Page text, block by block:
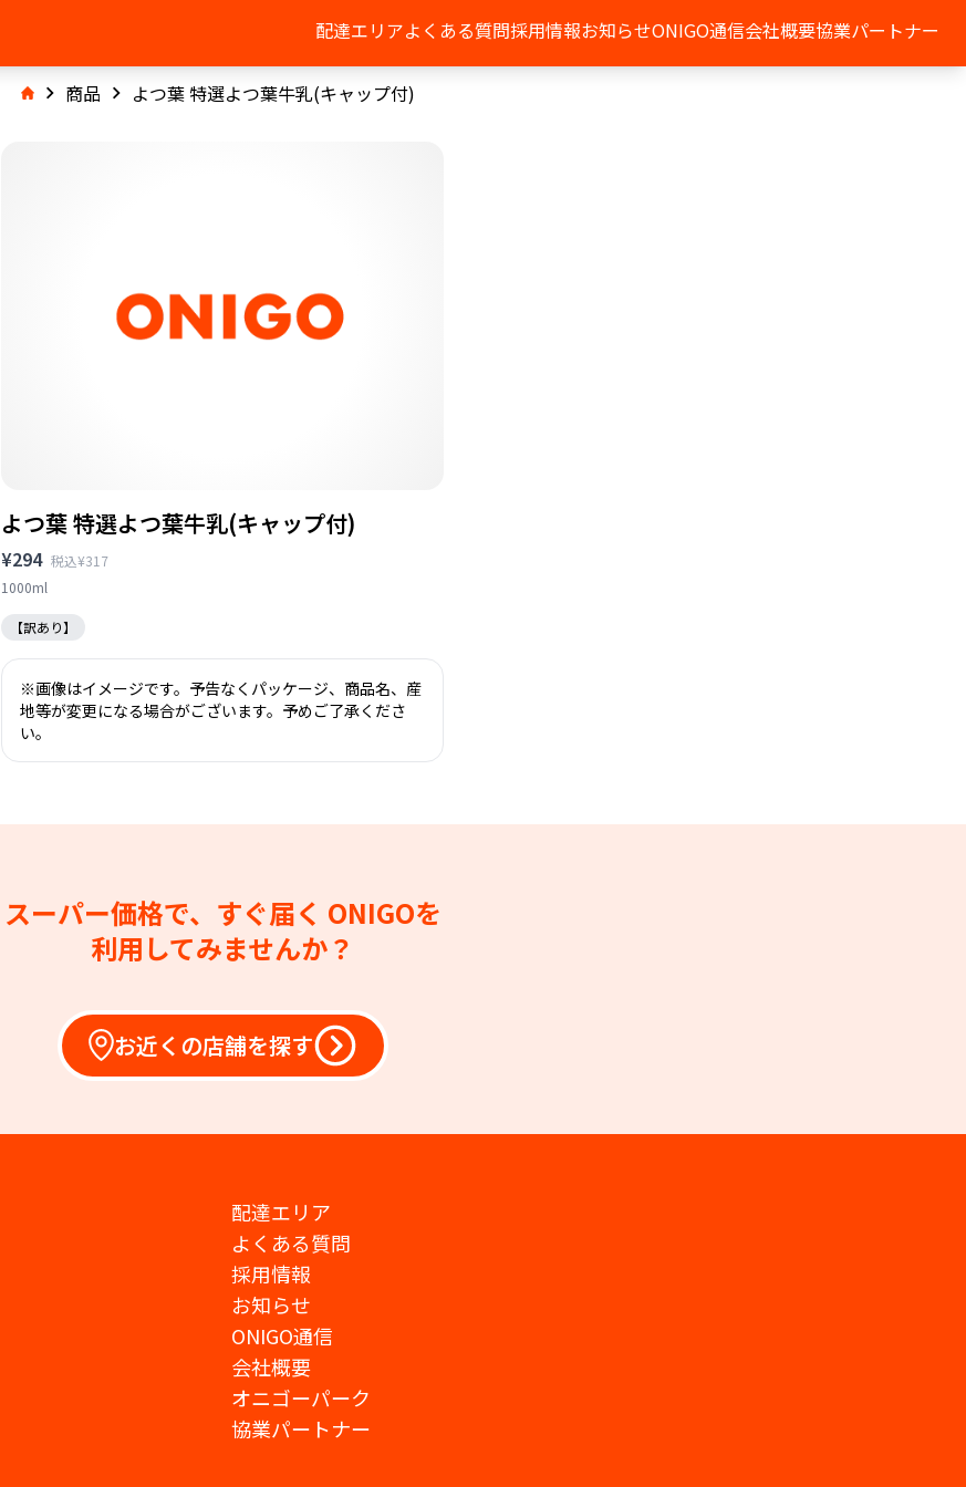
配達エリアよくある質問採用情報お知らせONIGO通信会社概要協業パートナー
商品 よつ葉 特選よつ葉牛乳(キャップ付)
よつ葉 特選よつ葉牛乳(キャップ付)
¥294 税込¥317
1000ml
【訳あり】
※画像はイメージです。予告なくパッケージ、商品名、産
地等が変更になる場合がございます。予めご了承くださ
い。
スーパー価格で、すぐ届く ONIGOを
利用してみませんか？
お近くの店舗を探す
配達エリア
よくある質問
採用情報
お知らせ
ONIGO通信
会社概要
オニゴーパーク
協業パートナー